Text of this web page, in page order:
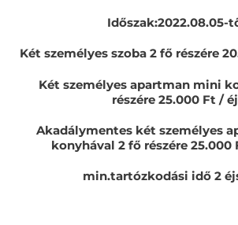
Időszak:2022.08.05-
Két személyes szoba 2 fő részére
Két személyes apartman mini
részére 25.000 Ft / éj
Akadálymentes két személyes
konyhával 2 fő részére 25.000
min.tartózkodási idő 2